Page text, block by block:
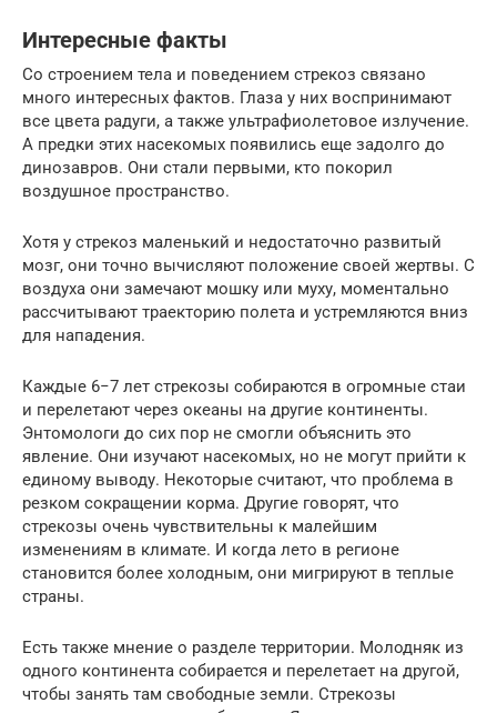
Интересные факты
Со строением тела и поведением стрекоз связано
много интересных фактов. Глаза у них воспринимают
все цвета радуги, а также ультрафиолетовое излучение.
А предки этих насекомых появились еще задолго до
динозавров. Они стали первыми, кто покорил
воздушное пространство.
Хотя у стрекоз маленький и недостаточно развитый
мозг, они точно вычисляют положение своей жертвы. С
воздуха они замечают мошку или муху, моментально
рассчитывают траекторию полета и устремляются вниз
для нападения.
Каждые 6−7 лет стрекозы собираются в огромные стаи
и перелетают через океаны на другие континенты.
Энтомологи до сих пор не смогли объяснить это
явление. Они изучают насекомых, но не могут прийти к
единому выводу. Некоторые считают, что проблема в
резком сокращении корма. Другие говорят, что
стрекозы очень чувствительны к малейшим
изменениям в климате. И когда лето в регионе
становится более холодным, они мигрируют в теплые
страны.
Есть также мнение о разделе территории. Молодняк из
одного континента собирается и перелетает на другой,
чтобы занять там свободные земли. Стрекозы